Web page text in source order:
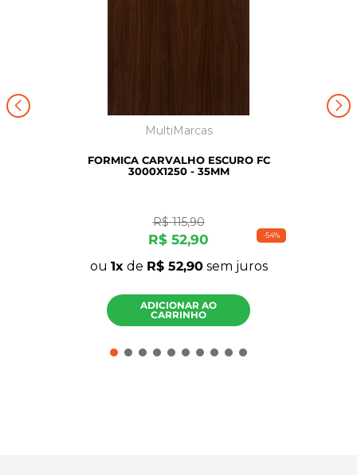
-54%
MultiMarcas
FORMICA CARVALHO ESCURO FC
3000X1250 - 35MM
R$ 115,90
R$ 52,90
ou 1 de R$ 52,90sem juros
ADICIONAR AO
CARRINHO